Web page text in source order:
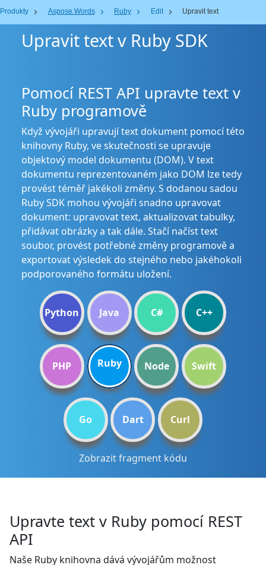
Produkty Aspose.Words Ruby Edit Upravit text
Upravit text v Ruby SDK
Pomocí REST API upravte text v
Ruby programově
Když vývojáři upravují text dokument pomocí této
knihovny Ruby, ve skutečnosti se upravuje
objektový model dokumentu (DOM). V text
dokumentu reprezentovaném jako DOM lze tedy
provést téměř jakékoli změny. S dodanou sadou
Ruby SDK mohou vývojáři snadno upravovat
dokument: upravovat text, aktualizovat tabulky,
přidávat obrázky a tak dále. Stačí načíst text
soubor, provést potřebné změny programově a
exportovat výsledek do stejného nebo jakéhokoli
podporovaného formátu uložení.
Python Java C# C++
PHP Ruby Node Swift
Go Dart Curl
Zobrazit fragment kódu
Upravte text v Ruby pomocí REST
API
Naše Ruby knihovna dává vývojářům možnost